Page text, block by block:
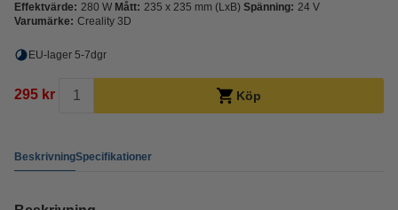
Effektvärde: 280 W Mått: 235 x 235 mm (LxB) Spänning: 24 V
Varumärke: Creality 3D
EU-lager 5-7dgr
295 kr Köp
BeskrivningSpecifikationer